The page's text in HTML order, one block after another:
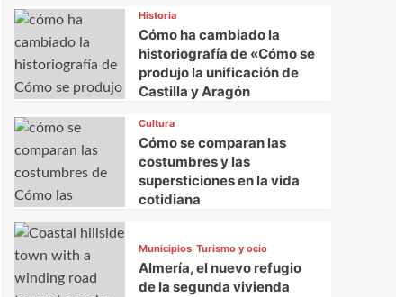
Historia
Cómo ha cambiado la
historiografía de «Cómo se
produjo la unificación de
Castilla y Aragón
Cultura
Cómo se comparan las
costumbres y las
supersticiones en la vida
cotidiana
Municipios Turismo y ocio
Almería, el nuevo refugio
de la segunda vivienda